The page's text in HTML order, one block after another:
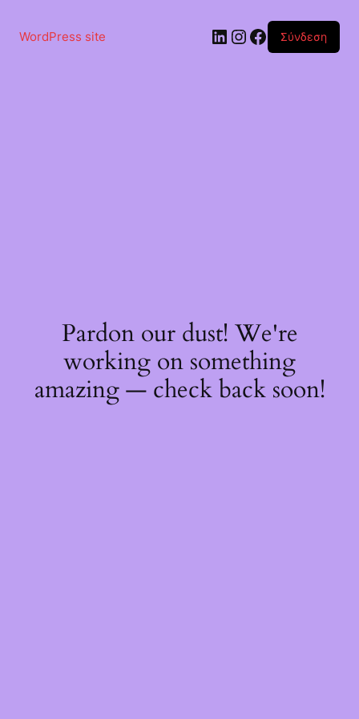
περιεχόμενο
WordPress site Linkedin
Instagram
Facebook
Σύνδεση
Pardon our dust! We're
working on something
amazing — check back soon!